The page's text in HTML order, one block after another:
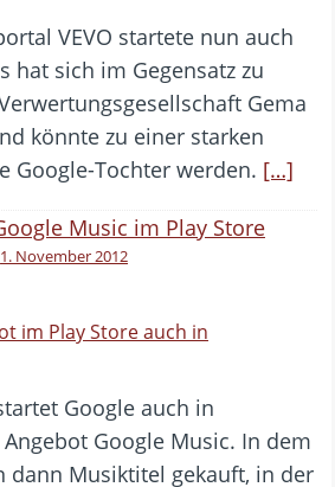
VEVO startete nun auch
hat sich im Gegensatz zu
Gema
könnte zu einer starken
Google-Tochter werden. […]
1. November 2012
im Play Store auch in
Google auch in
Google Music. In dem
dann Musiktitel gekauft, in der